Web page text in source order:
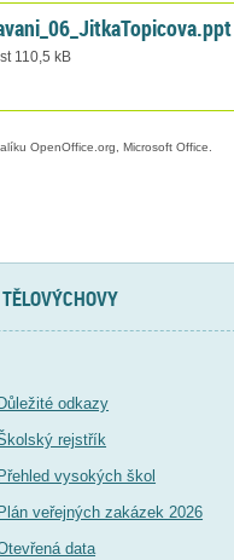
110,5 kB
OpenOffice.org, Microsoft Office.
Důležité odkazy
rejstřík
Přehled vysokých škol
Plán veřejných zakázek 2026
data